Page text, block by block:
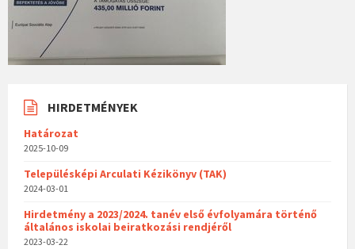
HIRDETMÉNYEK
Határozat
2025-10-09
Településképi Arculati Kézikönyv (TAK)
2024-03-01
Hirdetmény a 2023/2024. tanév első évfolyamára történő
általános iskolai beiratkozási rendjéről
2023-03-22